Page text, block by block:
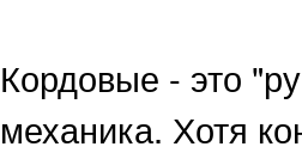
Кордовые - это
механика. Хотя